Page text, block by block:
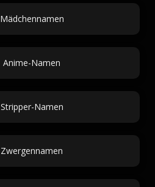
Mädchennamen
Anime-Namen
Stripper-Namen
Zwergennamen